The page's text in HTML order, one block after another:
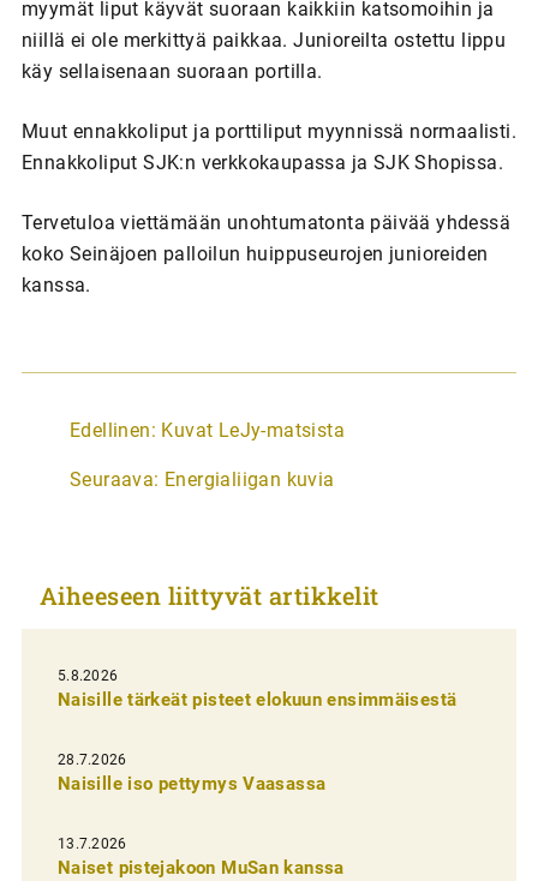
myymät liput käyvät suoraan kaikkiin katsomoihin ja
niillä ei ole merkittyä paikkaa. Junioreilta ostettu lippu
käy sellaisenaan suoraan portilla.
Muut ennakkoliput ja porttiliput myynnissä normaalisti.
Ennakkoliput SJK:n verkkokaupassa ja SJK Shopissa.
Tervetuloa viettämään unohtumatonta päivää yhdessä
koko Seinäjoen palloilun huippuseurojen junioreiden
kanssa.
A
t
k
e
l
i
e
n
e
Edellinen: Kuvat LeJy-matsista
Seuraava: Energialiigan kuvia
Aiheeseen liittyvät artikkelit
5.8.2026
Naisille tärkeät pisteet elokuun ensimmäisestä
28.7.2026
Naisille iso pettymys Vaasassa
13.7.2026
Naiset pistejakoon MuSan kanssa